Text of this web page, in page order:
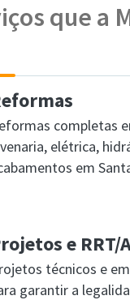
que a
completas
elétrica,
em
e RRT/
técnicos e
garantir a